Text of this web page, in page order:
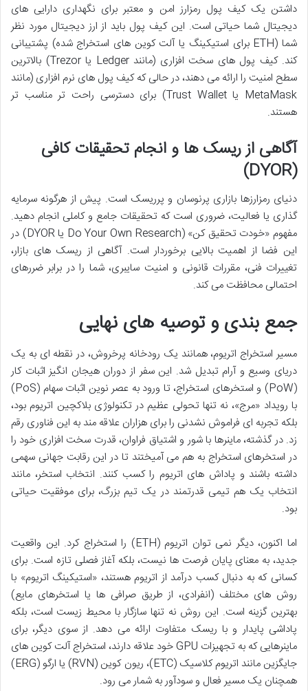
داشتن یک کیف پول رمزارز امن و معتبر برای نگهداری دارایی های
دیجیتال شما حیاتی است. این کیف پول باید از ارز دیجیتال مورد نظر
شما (ETH برای استیکینگ یا آلت کوین های استخراج شده) پشتیبانی
کند. کیف پول های سخت افزاری (مانند Ledger یا Trezor) بالاترین
سطح امنیت را ارائه می دهند، در حالی که کیف پول های نرم افزاری (مانند
MetaMask یا Trust Wallet) برای دسترسی راحت تر مناسب تر
هستند.
آگاهی از ریسک ها و انجام تحقیقات کافی
(DYOR)
دنیای رمزارزها بازاری پرنوسان و پرریسک است. پیش از هرگونه سرمایه
گذاری یا فعالیت، ضروری است که تحقیقات جامع و کاملی انجام دهید.
مفهوم «خودت تحقیق کن» (Do Your Own Research یا DYOR) در
این فضا از اهمیت بالایی برخوردار است. آگاهی از ریسک های بازار،
تغییرات فنی، مقررات قانونی و امنیت سایبری، شما را در برابر ضررهای
احتمالی محافظت می کند.
جمع بندی و توصیه های نهایی
مسیر استخراج اتریوم، همانند یک رودخانه پرخروش، در نقطه ای به یک
دریای وسیع و آرام تبدیل شد. این سفر از دوران هیجان انگیز اثبات کار
(PoW) و استخرهای استخراج، تا ورود به عصر نوین اثبات سهام (PoS)
با رویداد «مرج»، نه تنها تحولی عظیم در تکنولوژی بلاکچین اتریوم بود،
بلکه تجربه ای فراموش نشدنی را برای هزاران علاقه مند به این فناوری رقم
زد. در گذشته، ماینرها با شور و اشتیاق فراوان، قدرت سخت افزاری خود را
در استخرهای استخراج به هم می آمیختند تا در این رقابت جهانی سهمی
داشته باشند و پاداش های اتریوم را کسب کنند. انتخاب استخر، مانند
انتخاب یک هم تیمی قدرتمند در یک تیم بزرگ، برای موفقیت حیاتی
بود.
اما اکنون، دیگر نمی توان اتریوم (ETH) را استخراج کرد. این واقعیت
جدید، به معنای پایان فرصت ها نیست، بلکه آغاز فصلی تازه است. برای
کسانی که به دنبال کسب درآمد از اتریوم هستند، «استیکینگ اتریوم» با
روش های مختلف (انفرادی، از طریق صرافی ها یا استخرهای مایع)
بهترین گزینه است. این روش نه تنها سازگار با محیط زیست است، بلکه
پاداشی پایدار و با ریسک متفاوت ارائه می دهد. از سوی دیگر، برای
ماینرهایی که به تجهیزات GPU خود علاقه دارند، استخراج آلت کوین های
جایگزین مانند اتریوم کلاسیک (ETC)، ریون کوین (RVN) یا ارگو (ERG)
همچنان یک مسیر فعال و سودآور به شمار می رود.